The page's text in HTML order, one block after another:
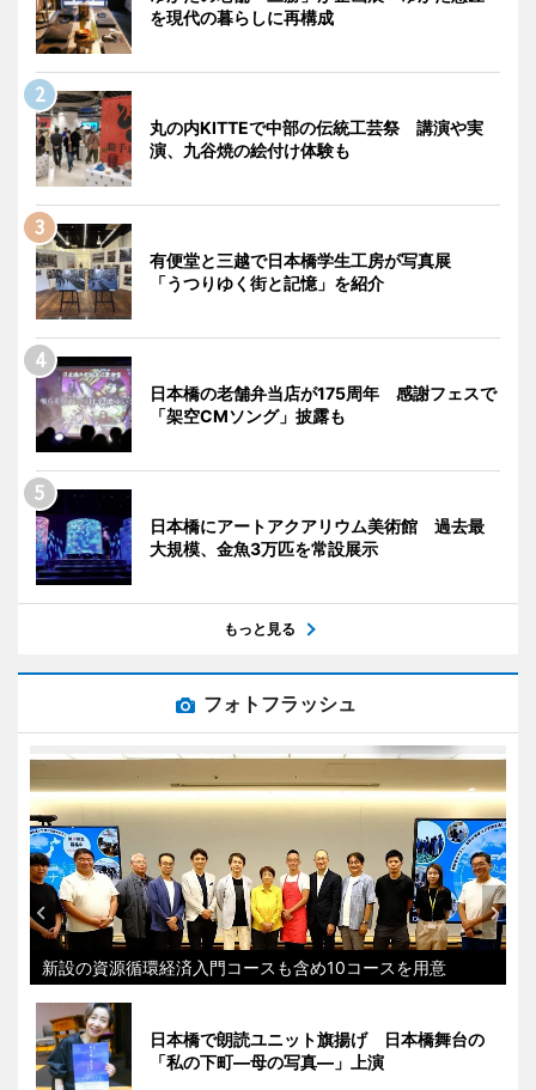
を現代の暮らしに再構成
丸の内KITTEで中部の伝統工芸祭 講演や実
演、九谷焼の絵付け体験も
有便堂と三越で日本橋学生工房が写真展
「うつりゆく街と記憶」を紹介
日本橋の老舗弁当店が175周年 感謝フェスで
「架空CMソング」披露も
日本橋にアートアクアリウム美術館 過去最
大規模、金魚3万匹を常設展示
もっと見る
フォトフラッシュ
新設の資源循環経済入門コースも含め10コースを用意
日本橋で朗読ユニット旗揚げ 日本橋舞台の
「私の下町―母の写真―」上演